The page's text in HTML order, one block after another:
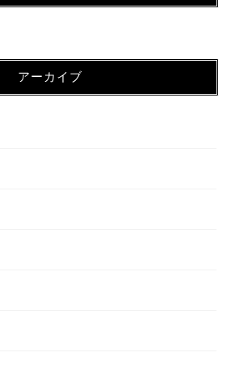
アーカイブ